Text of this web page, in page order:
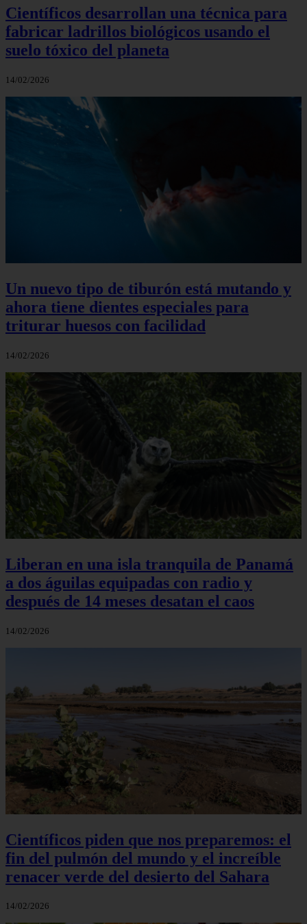
Científicos desarrollan una técnica para
fabricar ladrillos biológicos usando el
suelo tóxico del planeta
14/02/2026
Un nuevo tipo de tiburón está mutando y
ahora tiene dientes especiales para
triturar huesos con facilidad
14/02/2026
Liberan en una isla tranquila de Panamá
a dos águilas equipadas con radio y
después de 14 meses desatan el caos
14/02/2026
Científicos piden que nos preparemos: el
fin del pulmón del mundo y el increíble
renacer verde del desierto del Sahara
14/02/2026